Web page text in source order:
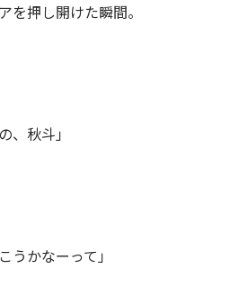
を押し開けた瞬間。
、秋斗」
うかなーって」